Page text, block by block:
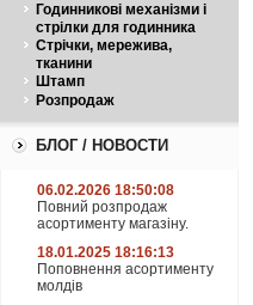
Годинникові механізми і
стрілки для годинника
Стрічки, мережива,
тканини
Штамп
Розпродаж
БЛОГ / НОВОСТИ
06.02.2026 18:50:08
Повний розпродаж
асортименту магазіну.
18.01.2025 18:16:13
Поповнення асортименту
молдів